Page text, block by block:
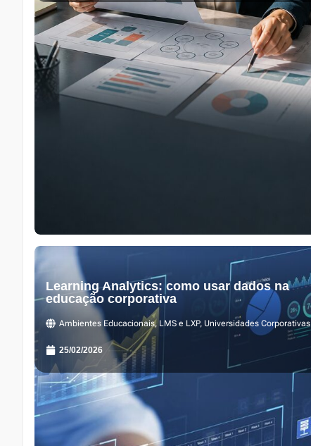
Learning Analytics: como usar dados na
educação corporativa
Ambientes Educacionais, LMS e LXP, Universidades Corporativas
25/02/2026